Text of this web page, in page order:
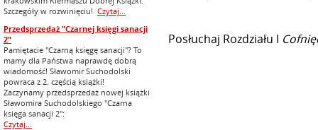
Szczegóły w rozwinięciu! Czytaj...
Przedsprzedaż "Czarnej księgi sanacji
2"
Pamiętacie "Czarną księgę sanacji"? To
mamy dla Państwa naprawdę dobrą
wiadomość! Sławomir Suchodolski
powraca z 2. częścią książki!
Zaczynamy przedsprzedaż nowej książki
Sławomira Suchodolskiego "Czarna
księga sanacji 2":
Czytaj...
Posłuchaj Rozdziału I